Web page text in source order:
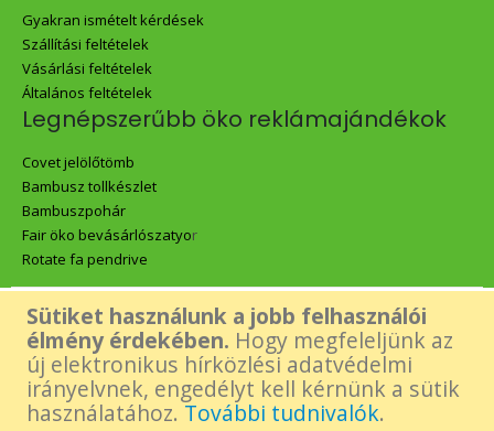
Sütiket használunk a jobb felhasználói
élmény érdekében. Hogy megfeleljünk az
új elektronikus hírközlési adatvédelmi
irányelvnek, engedélyt kell kérnünk a sütik
használatához. További tudnivalók.
Gyakran ismételt kérdések
Szállítási feltételek
Vásárlási feltételek
Általános feltételek
Legnépszerűbb öko reklámajándékok
Covet jelölőtömb
Bambusz tollkészlet
Bambuszpohár
Fair öko bevásárlószatyor
Rotate fa pendrive
Az oldalon található összes tartalom - beleértve a Green Gift logó,
képek és tartalmi elemek- felhasználásához a készítő előzetes,
írásos engedélye szükséges.